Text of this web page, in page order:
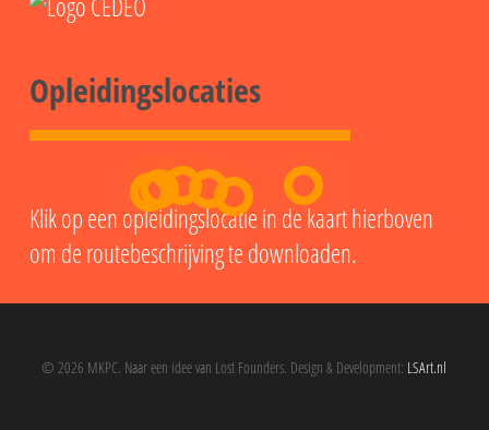
Opleidingslocaties
Klik op een opleidingslocatie in de kaart hierboven
om de routebeschrijving te downloaden.
© 2026 MKPC. Naar een idee van Lost Founders. Design & Development: LSArt.nl